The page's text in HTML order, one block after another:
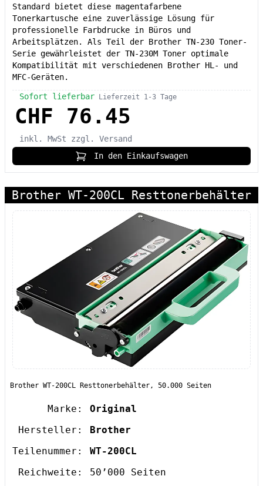
Standard bietet diese magentafarbene
Tonerkartusche eine zuverlässige Lösung für
professionelle Farbdrucke in Büros und
Arbeitsplätzen. Als Teil der Brother TN-230 Toner-
Serie gewährleistet der TN-230M Toner optimale
Kompatibilität mit verschiedenen Brother HL- und
MFC-Geräten.
Sofort lieferbar Lieferzeit 1-3 Tage
CHF 76.45
inkl. MwSt
zzgl. Versand
In den Einkaufswagen
Brother WT-200CL Resttonerbehälter
Brother WT-200CL Resttonerbehälter, 50.000 Seiten
Marke:
Original
Hersteller:
Brother
Teilenummer:
WT-200CL
Reichweite:
50’000 Seiten